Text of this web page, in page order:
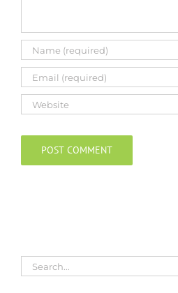
Search
for: